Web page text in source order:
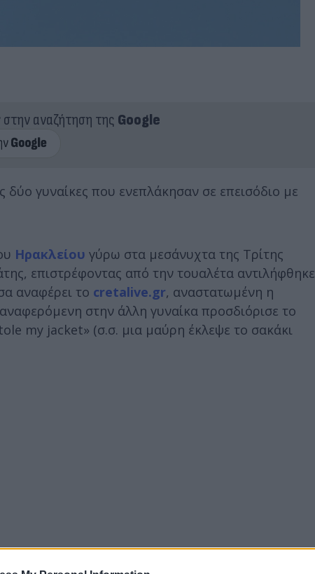
στην αναζήτηση της Google
γυναίκες που ενεπλάκησαν σε επεισόδιο με
Ηρακλείου γύρω στα μεσάνυχτα της Τρίτης
επιστρέφοντας από την τουαλέτα αντιλήφθηκε
αναφέρει το cretalive.gr, αναστατωμένη η
στην άλλη γυναίκα προσδιόρισε το
my jacket» (σ.σ. μια μαύρη έκλεψε το σακάκι